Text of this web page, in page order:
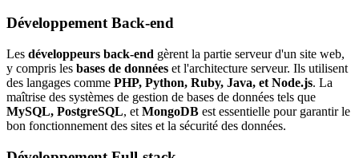
Développement Back-end
Les développeurs back-end gèrent la partie serveur d'un site web,
y compris les bases de données et l'architecture serveur. Ils utilisent
des langages comme PHP, Python, Ruby, Java, et Node.js. La
maîtrise des systèmes de gestion de bases de données tels que
MySQL, PostgreSQL, et MongoDB est essentielle pour garantir le
bon fonctionnement des sites et la sécurité des données.